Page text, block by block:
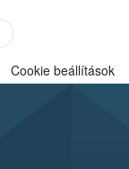
Cookie beállítások